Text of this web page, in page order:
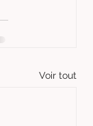
Voir tout